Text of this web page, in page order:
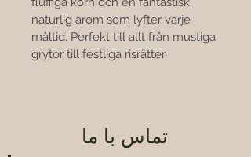
naturlig arom som lyfter varje
måltid. Perfekt till allt från mustiga
grytor till festliga risrätter.
تماس با ما